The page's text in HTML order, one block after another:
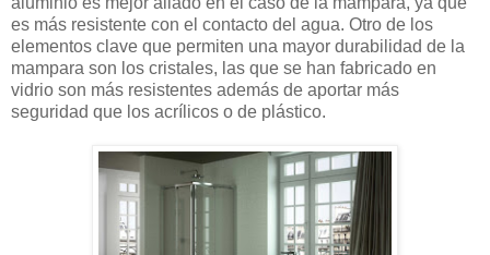
es más resistente con el contacto del agua. Otro de los
elementos clave que permiten una mayor durabilidad de la
mampara son los cristales, las que se han fabricado en
vidrio son más resistentes además de aportar más
seguridad que los acrílicos o de plástico.